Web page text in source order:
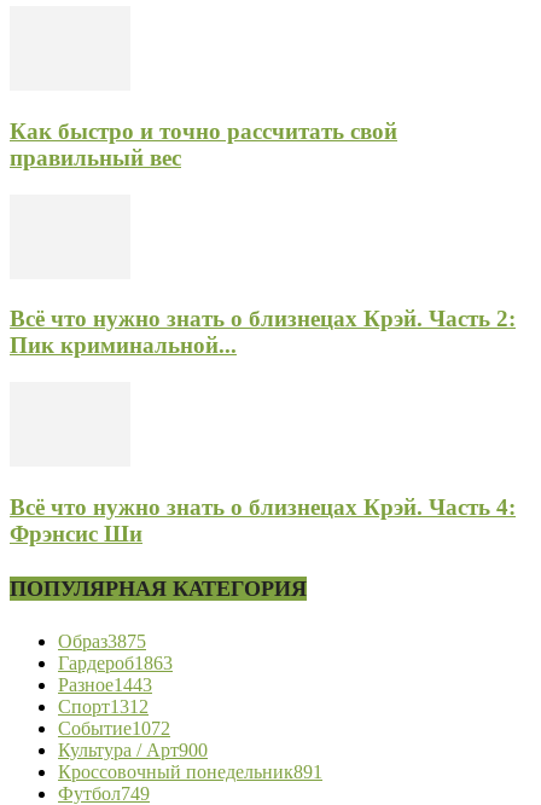
Как быстро и точно рассчитать свой
правильный вес
Всё что нужно знать о близнецах Крэй. Часть 2:
Пик криминальной...
Всё что нужно знать о близнецах Крэй. Часть 4:
Фрэнсис Ши
ПОПУЛЯРНАЯ КАТЕГОРИЯ
Образ3875
Гардероб1863
Разное1443
Спорт1312
Событие1072
Культура / Арт900
Кроссовочный понедельник891
Футбол749